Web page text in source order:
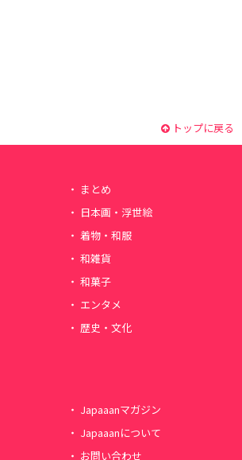
トップに戻る
まとめ
日本画・浮世絵
着物・和服
和雑貨
和菓子
エンタメ
歴史・文化
Japaaanマガジン
Japaaanについて
お問い合わせ